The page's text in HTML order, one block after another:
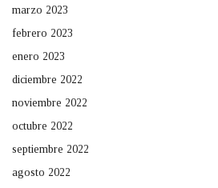
marzo 2023
febrero 2023
enero 2023
diciembre 2022
noviembre 2022
octubre 2022
septiembre 2022
agosto 2022